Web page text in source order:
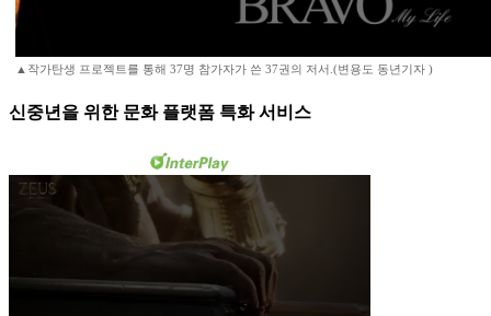
▲작가탄생 프로젝트를 통해 37명 참가자가 쓴 37권의 저서.(변용도 동년기자 )
신중년을 위한 문화 플랫폼 특화 서비스